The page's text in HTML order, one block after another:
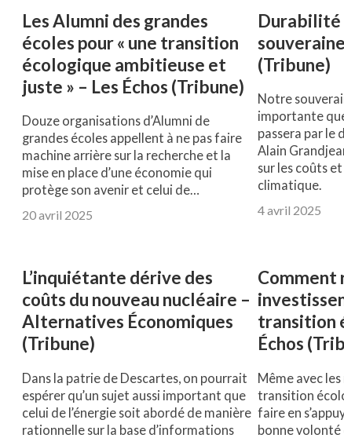
Les Alumni des grandes
écoles pour « une transition
écologique ambitieuse et
juste » – Les Échos (Tribune)
Douze organisations d’Alumni de
grandes écoles appellent à ne pas faire
machine arrière sur la recherche et la
mise en place d’une économie qui
protège son avenir et celui de…
20 avril 2025
Durabilité
(Tribune)
Notre
importante
passera par le
Alain
sur les coûts
climatique.
4 avril 2025
L’inquiétante dérive des
coûts du nouveau nucléaire –
Alternatives Économiques
(Tribune)
Dans la patrie de Descartes, on pourrait
espérer qu’un sujet aussi important que
celui de l’énergie soit abordé de manière
rationnelle sur la base d’informations
Comment
transition
Échos
Même avec
transition
faire en
bonne volonté